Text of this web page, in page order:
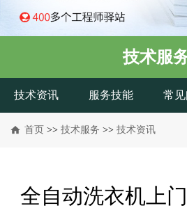
技术服
技术资讯 服务技能 常
首页 >> 技术服务 >> 技术资讯
全自动洗衣机上